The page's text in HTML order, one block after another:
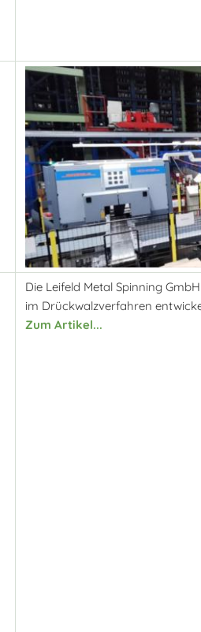
Die Leifeld Metal Spinning
im Drückwalzverfahren
Zum Artikel...